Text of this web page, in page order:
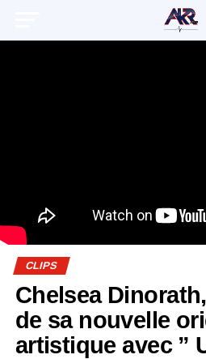
CLIPS
Chelsea
de sa nouvelle
artistique avec ”